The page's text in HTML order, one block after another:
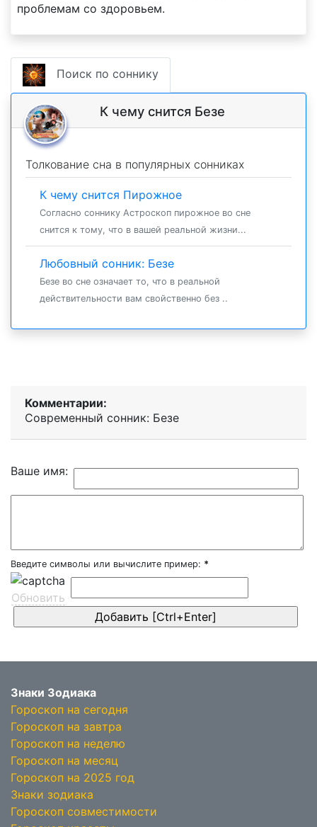
проблемам со здоровьем.
Поиск по соннику
К чему снится Безе
Толкование сна в популярных сонниках
К чему снится Пирожное
Согласно соннику Астроскоп пирожное во сне
снится к тому, что в вашей реальной жизни...
Любовный сонник: Безе
Безе во сне означает то, что в реальной
действительности вам свойственно без ..
Комментарии:
Современный сонник: Безе
Ваше имя:
Введите символы или вычислите пример: *
Обновить
Знаки Зодиака
Гороскоп на сегодня
Гороскоп на завтра
Гороскоп на неделю
Гороскоп на месяц
Гороскоп на 2025 год
Знаки зодиака
Гороскоп совместимости